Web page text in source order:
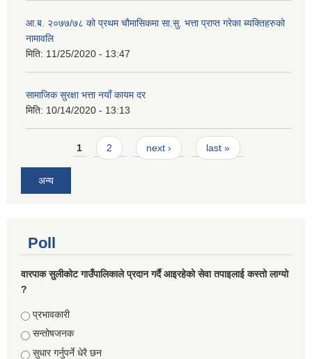
आ.ब. २०७७/७८ को प्रथम चौमासिकमा सा.सु. भत्ता प्राप्त गरेका ब्यक्तिहरुको
नामावलि
मिति: 11/25/2020 - 13:47
सामाजिक सुरक्षा भत्ता नयाँ कायम दर
मिति: 10/14/2020 - 13:13
Pages1 2 next › last »
अन्य
Poll
वारपाक सुलीकोट गाउँपालिकाले प्रदान गर्दै आइरहेको सेवा तपाइलाई कस्तो लाग्यो
?
Choices
प्रभावकारी
सन्तोषजनक
सुधार गर्नुपर्ने धेरै छन